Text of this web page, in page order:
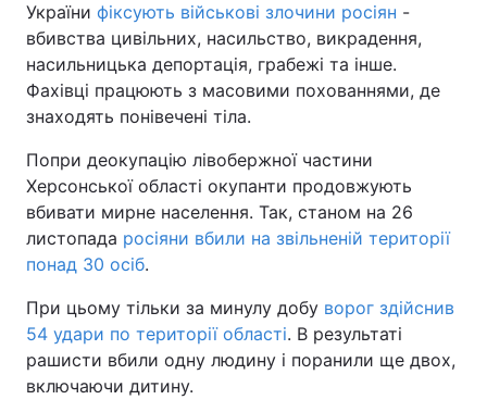
України фіксують військові злочини росіян -
вбивства цивільних, насильство, викрадення,
насильницька депортація, грабежі та інше.
Фахівці працюють з масовими похованнями, де
знаходять понівечені тіла.
Попри деокупацію лівобержної частини
Херсонської області окупанти продовжують
вбивати мирне населення. Так, станом на 26
листопада росіяни вбили на звільненій території
понад 30 осіб.
При цьому тільки за минулу добу ворог здійснив
54 удари по території області. В результаті
рашисти вбили одну людину і поранили ще двох,
включаючи дитину.